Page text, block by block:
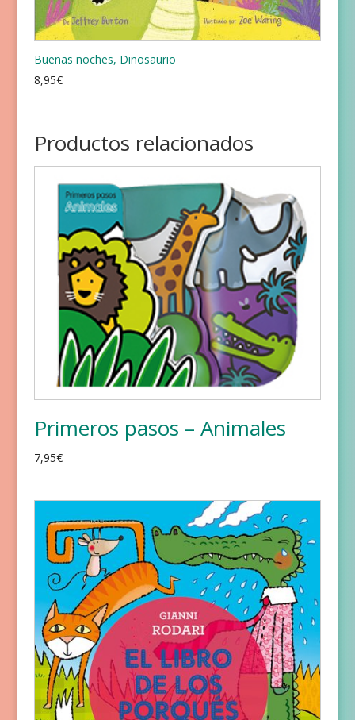
Buenas noches, Dinosaurio
8,95€
Productos relacionados
Primeros pasos – Animales
7,95€